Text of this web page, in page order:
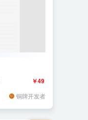
￥49
铜牌开发者